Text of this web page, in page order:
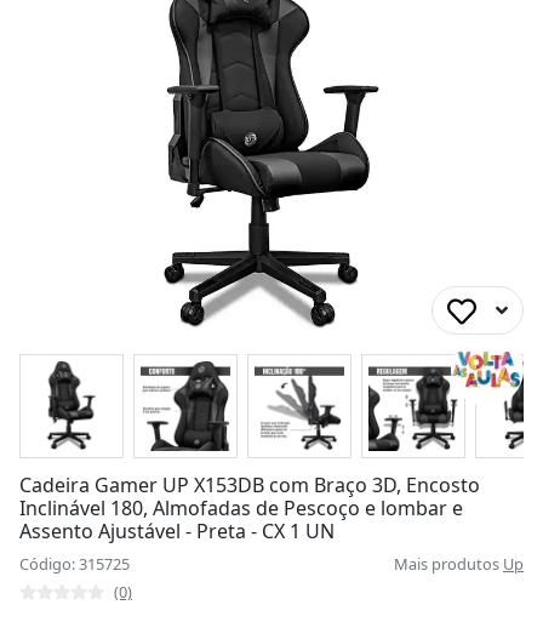
Cadeira Gamer UP X153DB com Braço 3D, Encosto
Inclinável 180, Almofadas de Pescoço e lombar e
Assento Ajustável - Preta - CX 1 UN
Código: 315725 Mais produtos Up
(0)